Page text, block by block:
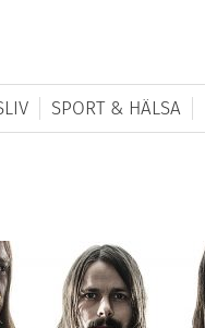
SPORT & HÄLSA